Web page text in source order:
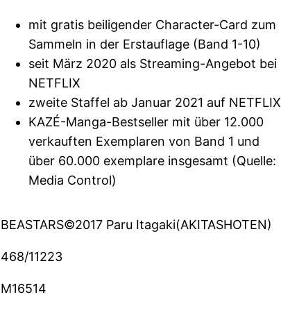
mit gratis beiligender Character-Card zum
Sammeln in der Erstauflage (Band 1-10)
seit März 2020 als Streaming-Angebot bei
NETFLIX
zweite Staffel ab Januar 2021 auf NETFLIX
KAZÉ-Manga-Bestseller mit über 12.000
verkauften Exemplaren von Band 1 und
über 60.000 exemplare insgesamt (Quelle:
Media Control)
BEASTARS©2017 Paru Itagaki(AKITASHOTEN)
468/11223
M16514